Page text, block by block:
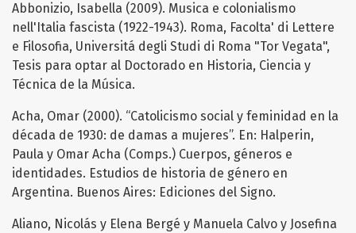
Abbonizio, Isabella (2009). Musica e colonialismo
nell'Italia fascista (1922-1943). Roma, Facolta' di Lettere
e Filosofia, Universitá degli Studi di Roma "Tor Vegata",
Tesis para optar al Doctorado en Historia, Ciencia y
Técnica de la Música.
Acha, Omar (2000). “Catolicismo social y feminidad en la
década de 1930: de damas a mujeres”. En: Halperin,
Paula y Omar Acha (Comps.) Cuerpos, géneros e
identidades. Estudios de historia de género en
Argentina. Buenos Aires: Ediciones del Signo.
Aliano, Nicolás y Elena Bergé y Manuela Calvo y Josefina